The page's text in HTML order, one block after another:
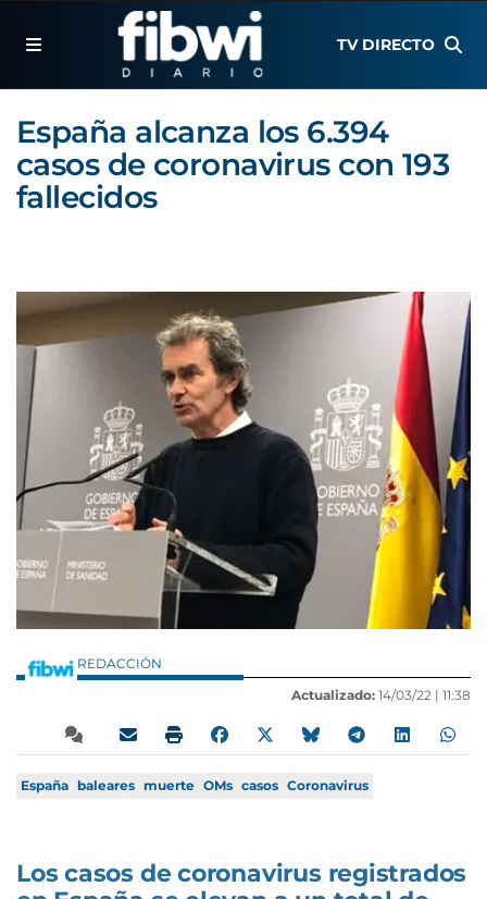
TV DIRECTO
España alcanza los 6.394
casos de coronavirus con 193
fallecidos
REDACCIÓN
Actualizado: 14/03/22 | 11:38
España baleares muerte OMs casos Coronavirus
Los casos de coronavirus registrados